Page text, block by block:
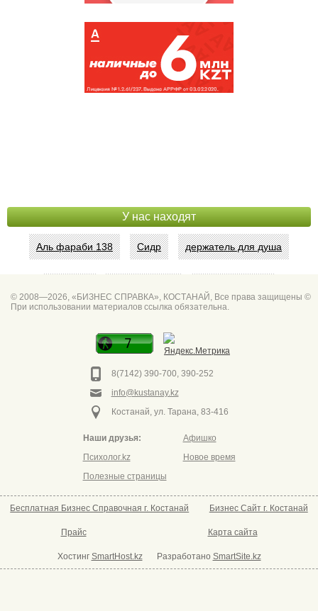
У нас находят
Аль фараби 138 Сидр держатель для душа
© 2008—2026, «БИЗНЕС СПРАВКА», КОСТАНАЙ, Все права защищены ©
При использовании материалов ссылка обязательна.
8(7142) 390-700, 390-252
info@kustanay.kz
Костанай, ул. Тарана, 83-416
Наши друзья:
Психолог.kz
Полезные страницы
Афишко
Новое время
Бесплатная Бизнес Справочная г. Костанай Бизнес Сайт г. Костанай
Прайс Карта сайта
Хостинг SmartHost.kz Разработано SmartSite.kz